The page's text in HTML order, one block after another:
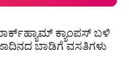
ಕ್ಯಾಂಪಸ್ ಬಳಿ
ಬಾಡಿಗೆ ವಸತಿಗಳು